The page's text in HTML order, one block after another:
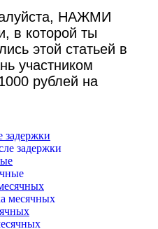
НАЖМИ
в которой ты
этой статьей в
участником
рублей на
задержки